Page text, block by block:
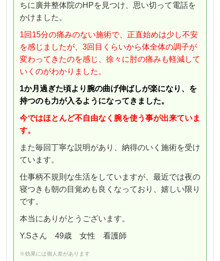
ちに廣井整体院のHPを見つけ、思い切って電話を
かけました。
1回15分の痛みのない施術で、正直始めは少し不安
を感じましたが、3回目くらいから体全体の調子が
変わってきたのを感じ、徐々に肘の痛みも軽減して
いくのがわかりました。
1か月過ぎた頃より腕の曲げ伸ばしが楽になり、を
持つのも力が入るようになってきました。
今ではほとんど不自由なく腕を使う事が出来ていま
す。
また毎回丁寧な説明があり、納得のいく施術を受け
ています。
仕事柄不規則な生活をしていますが、最近では夜の
寝つきも朝の目覚めも良くなっており、嬉しい限り
です。
本当にありがとうございます。
Y.Sさん 49歳 女性 看護師
※効果には個人差があります